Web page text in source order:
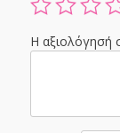
Η αξιολόγησή